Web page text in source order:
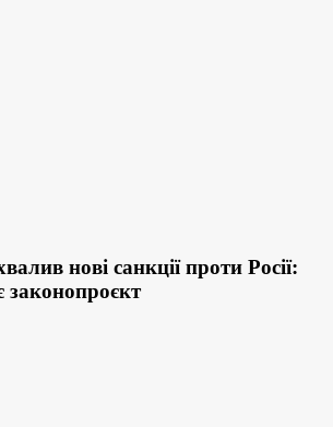
нові санкції проти Росії:
законопроєкт